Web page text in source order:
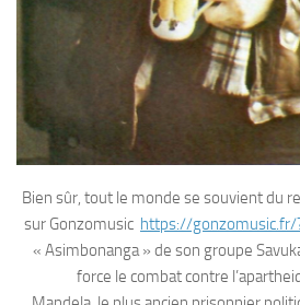
Bien sûr, tout le monde se souvient du
sur Gonzomusic https://gonzomusic.fr/
« Asimbonanga » de son groupe
force le combat contre